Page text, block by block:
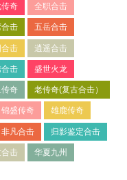
传奇 全职合击
击 五岳合击
击 逍遥合击
击 盛世火龙
奇 老传奇(复古合击）
锦盛传奇 雄鹿传奇
非凡合击 归影鉴定合击
击 华夏九州